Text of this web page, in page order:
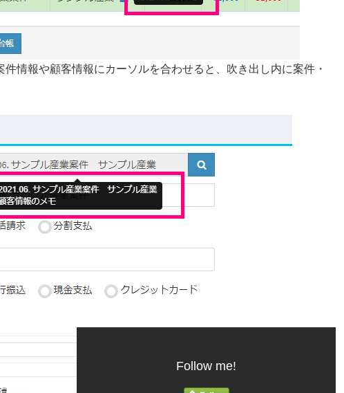
情報や顧客情報にカーソルを合わせると、吹き出し内に案件・
Follow me!